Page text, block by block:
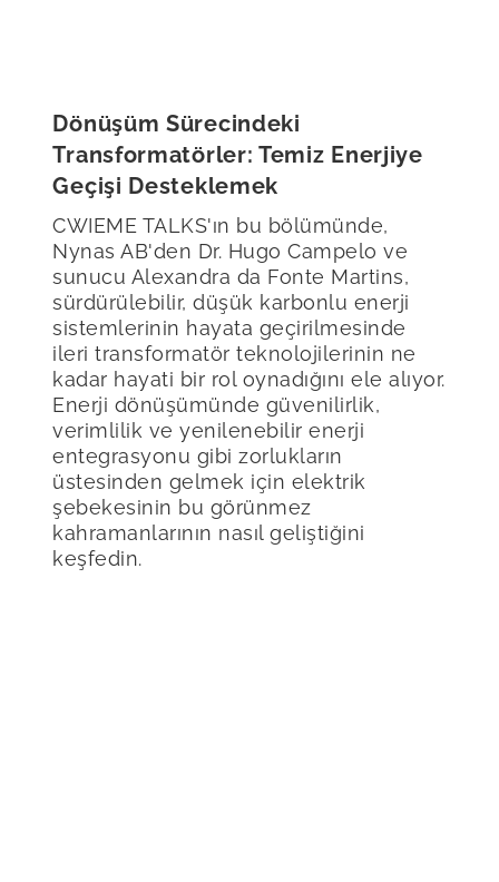
Dönüşüm Sürecindeki
Transformatörler: Temiz Enerjiye
Geçişi Desteklemek
CWIEME TALKS'ın bu bölümünde,
Nynas AB'den Dr. Hugo Campelo ve
sunucu Alexandra da Fonte Martins,
sürdürülebilir, düşük karbonlu enerji
sistemlerinin hayata geçirilmesinde
ileri transformatör teknolojilerinin ne
kadar hayati bir rol oynadığını ele alıyor.
Enerji dönüşümünde güvenilirlik,
verimlilik ve yenilenebilir enerji
entegrasyonu gibi zorlukların
üstesinden gelmek için elektrik
şebekesinin bu görünmez
kahramanlarının nasıl geliştiğini
keşfedin.